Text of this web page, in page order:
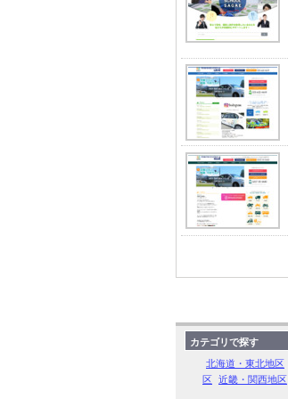
カテゴリで探す
北海道・東北地区
区 近畿・関西地区